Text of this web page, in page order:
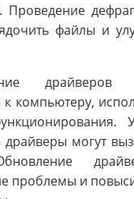
Проведение
файлы и
драйверов -
компьютеру,
могут
проблемы и